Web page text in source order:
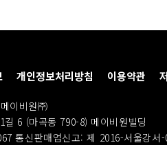
개인정보처리방침 이용약관
이비원㈜
6 (마곡동 790-8) 메이비원빌딩
통신판매업신고: 제 2016-서울강서-